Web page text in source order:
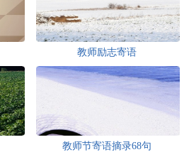
教师励志寄语
教师节寄语摘录68句